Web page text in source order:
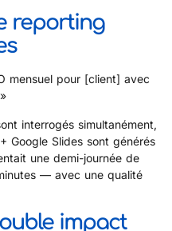
reporting
mensuel pour [client] avec
interrogés simultanément,
Google Slides sont générés
une demi-journée de
— avec une qualité
impact